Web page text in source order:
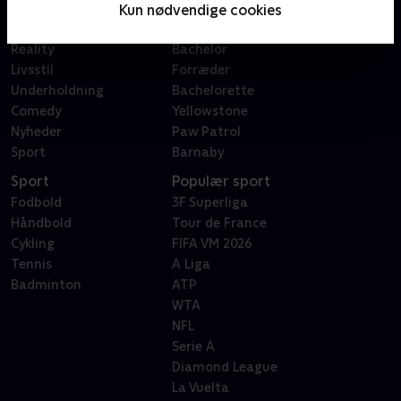
Kun nødvendige cookies
Reality
Livsstil
Underholdning
Comedy
Nyheder
Sport
Sygeplejeskolen
Bachelor
Forræder
Bachelorette
Yellowstone
Paw Patrol
Barnaby
Sport
Fodbold
Håndbold
Cykling
Tennis
Badminton
Populær sport
3F Superliga
Tour de France
FIFA VM 2026
A Liga
ATP
WTA
NFL
Serie A
Diamond League
La Vuelta